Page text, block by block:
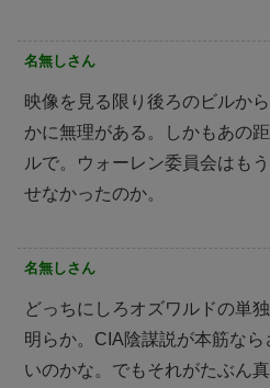
名無しさん
映像を見る限り後ろのビルか
かに無理がある。しかもあの
ルで。ウォーレン委員会はも
せなかったのか。
名無しさん
どっちにしろオズワルドの単
明らか。CIA陰謀説が本筋な
いのかな。でもそれがたぶん